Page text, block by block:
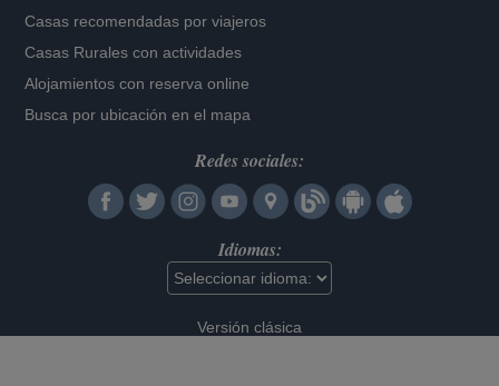
Casas recomendadas por viajeros
Casas Rurales con actividades
Alojamientos con reserva online
Busca por ubicación en el mapa
Redes sociales:
Idiomas:
Versión clásica